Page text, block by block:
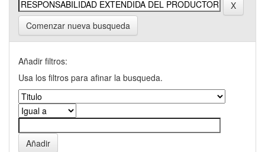
Comenzar nueva busqueda
Añadir filtros:
Usa los filtros para afinar la busqueda.